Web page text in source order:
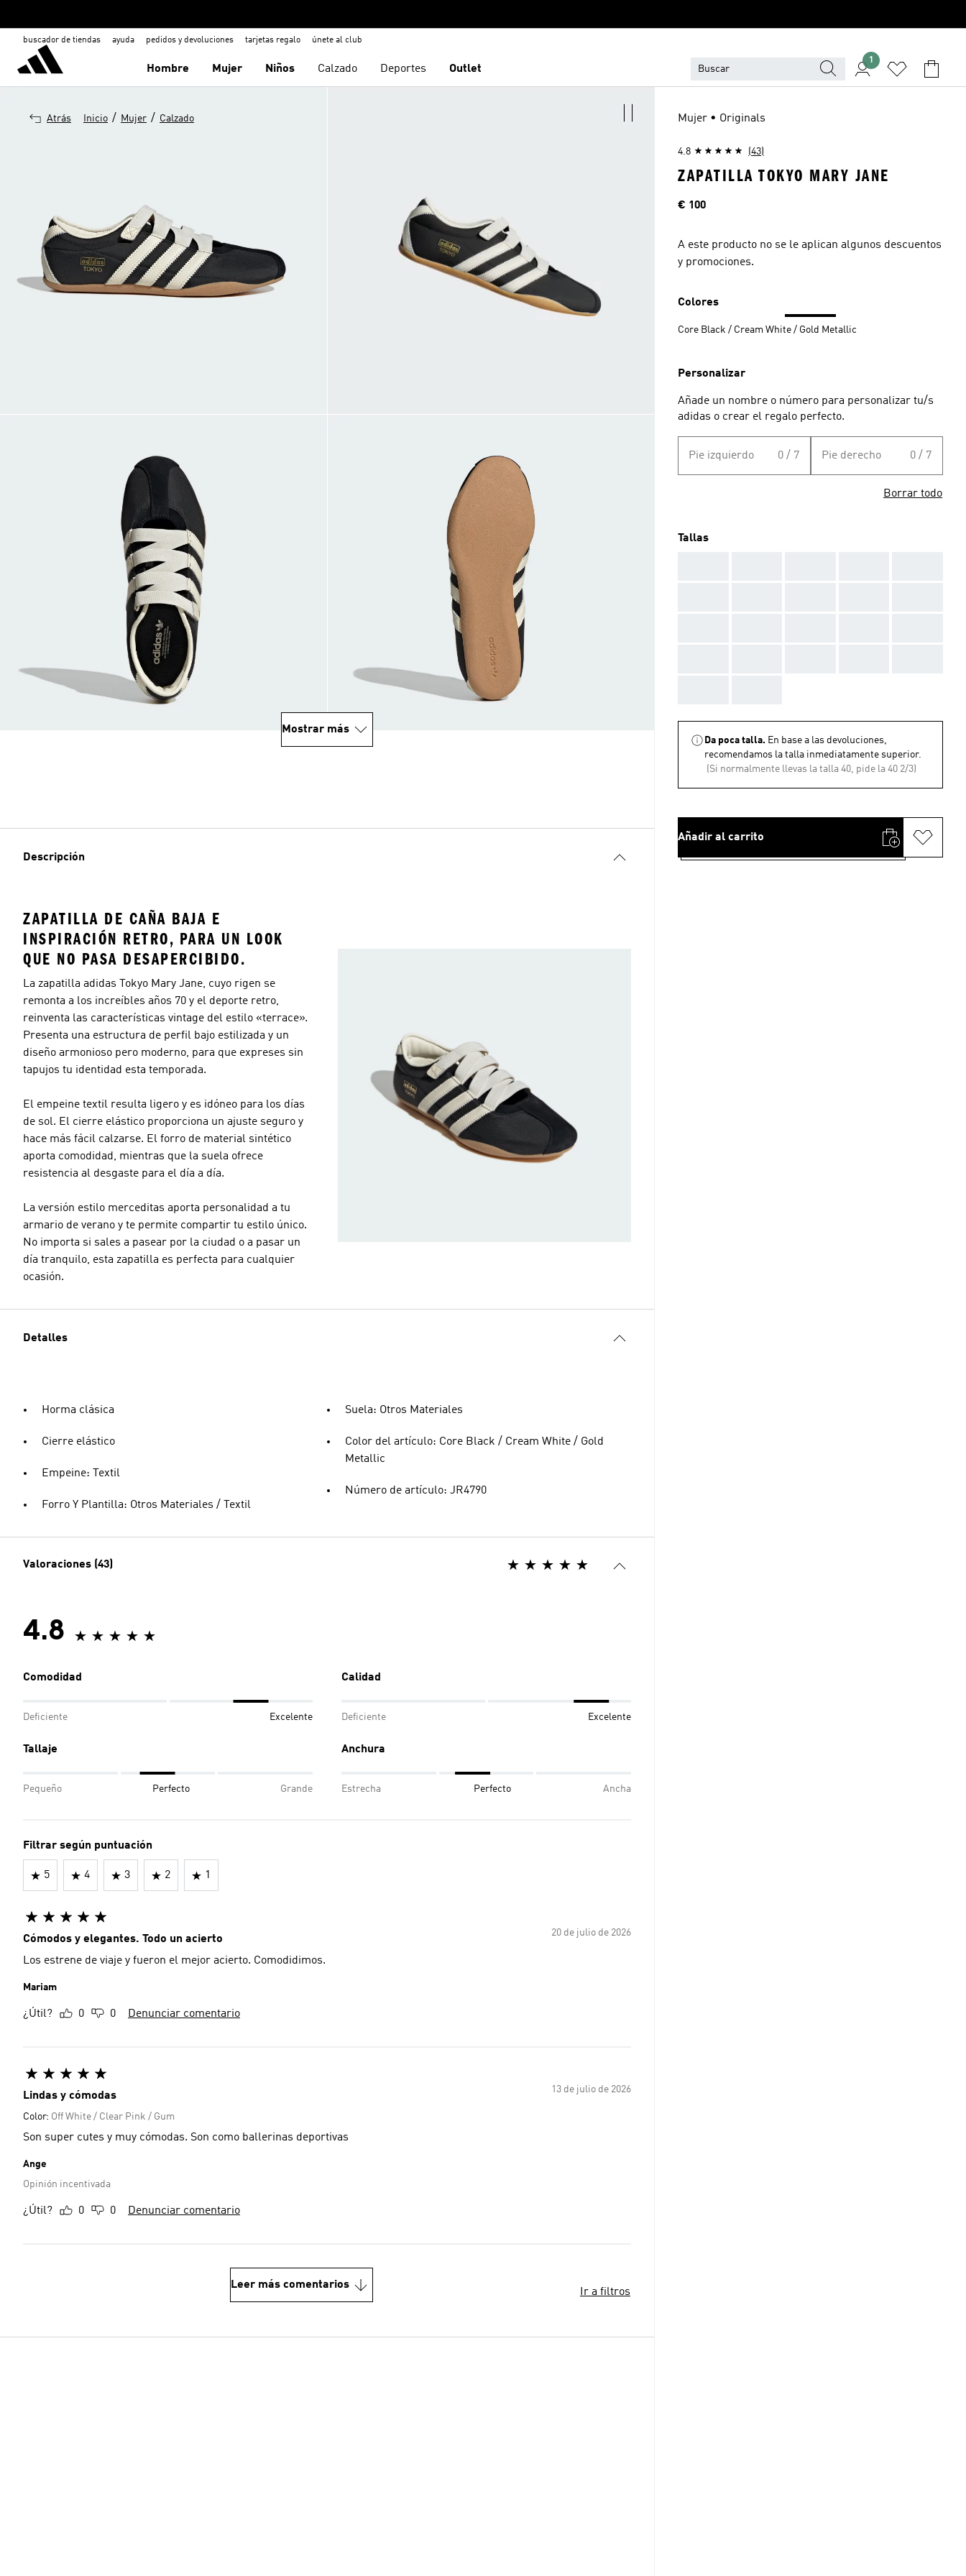
buscador de tiendas ayuda pedidos y devoluciones tarjetas regalo únete al club
Hombre Mujer Niños Calzado Deportes Outlet
1
Atrás Inicio / Mujer / Calzado
Mostrar más
Descripción
ZAPATILLA DE CAÑA BAJA E
INSPIRACIÓN RETRO, PARA UN LOOK
QUE NO PASA DESAPERCIBIDO.
La zapatilla adidas Tokyo Mary Jane, cuyo rigen se
remonta a los increíbles años 70 y el deporte retro,
reinventa las características vintage del estilo «terrace».
Presenta una estructura de perfil bajo estilizada y un
diseño armonioso pero moderno, para que expreses sin
tapujos tu identidad esta temporada.
El empeine textil resulta ligero y es idóneo para los días
de sol. El cierre elástico proporciona un ajuste seguro y
hace más fácil calzarse. El forro de material sintético
aporta comodidad, mientras que la suela ofrece
resistencia al desgaste para el día a día.
La versión estilo merceditas aporta personalidad a tu
armario de verano y te permite compartir tu estilo único.
No importa si sales a pasear por la ciudad o a pasar un
día tranquilo, esta zapatilla es perfecta para cualquier
ocasión.
Detalles
Horma clásica
Cierre elástico
Empeine: Textil
Forro Y Plantilla: Otros Materiales / Textil
Suela: Otros Materiales
Color del artículo: Core Black / Cream White / Gold
Metallic
Número de artículo: JR4790
Valoraciones (43)
4.8
Comodidad
Deficiente Excelente
Calidad
Deficiente Excelente
Tallaje
Pequeño Perfecto Grande
Anchura
Estrecha Perfecto Ancha
Filtrar según puntuación
5 4 3 2 1
20 de julio de 2026
Cómodos y elegantes. Todo un acierto
Los estrene de viaje y fueron el mejor acierto. Comodidimos.
Mariam
¿Útil? 0 0 Denunciar comentario
13 de julio de 2026
Lindas y cómodas
Color: Off White / Clear Pink / Gum
Son super cutes y muy cómodas. Son como ballerinas deportivas
Ange
Opinión incentivada
¿Útil? 0 0 Denunciar comentario
Leer más comentarios
Ir a filtros
Mujer • Originals
4.8 (43)
ZAPATILLA TOKYO MARY JANE
Precio
€ 100
A este producto no se le aplican algunos descuentos
y promociones.
Colores
Core Black / Cream White / Gold Metallic
Personalizar
Añade un nombre o número para personalizar tu/s
adidas o crear el regalo perfecto.
Pie izquierdo 0 / 7 Pie derecho 0 / 7
Borrar todo
Tallas
Da poca talla. En base a las devoluciones,
recomendamos la talla inmediatamente superior.
(Si normalmente llevas la talla 40, pide la 40 2/3)
Añadir al carrito